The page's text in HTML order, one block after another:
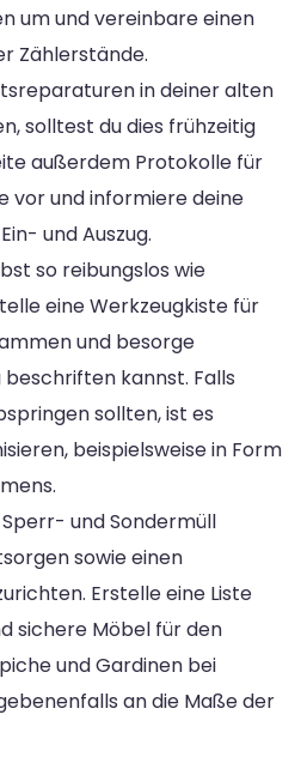
um und vereinbare einen
Zählerstände.
in deiner alten
solltest du dies frühzeitig
außerdem Protokolle für
vor und informiere deine
und Auszug.
so reibungslos wie
eine Werkzeugkiste für
und besorge
beschriften kannst. Falls
sollten, ist es
beispielsweise in Form
und Sondermüll
sowie einen
Erstelle eine Liste
sichere Möbel für den
und Gardinen bei
an die Maße der